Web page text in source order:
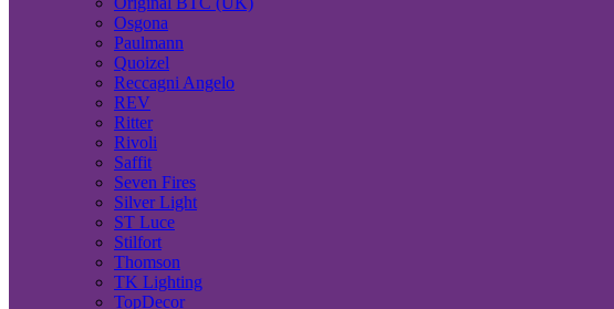
Osgona
Paulmann
Quoizel
Reccagni Angelo
REV
Ritter
Rivoli
Saffit
Seven Fires
Silver Light
ST Luce
Stilfort
Thomson
TK Lighting
TopDecor